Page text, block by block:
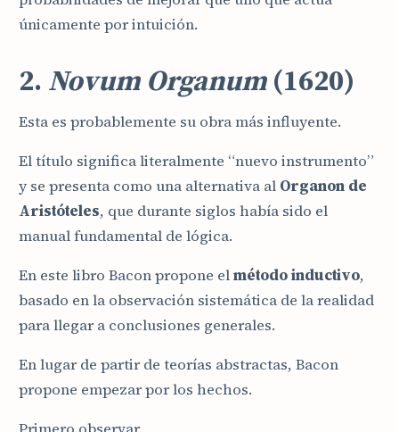
únicamente por intuición.
2. Novum Organum(1620)
Esta es probablemente su obra más influyente.
El título significa literalmente “nuevo instrumento”
y se presenta como una alternativa al Organon de
Aristóteles, que durante siglos había sido el
manual fundamental de lógica.
En este libro Bacon propone elmétodo inductivo,
basado en la observación sistemática de la realidad
para llegar a conclusiones generales.
En lugar de partir de teorías abstractas, Bacon
propone empezar por los hechos.